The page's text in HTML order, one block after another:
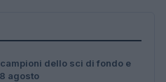
dello sci di fondo e
agosto